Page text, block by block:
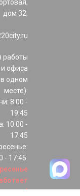
дом 32.
работы
и офиса
в одном
месте):
8:00 -
19:45
10:00 -
17:45
- 17:45.